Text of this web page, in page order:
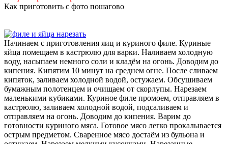
Как приготовить с фото пошагово
Начинаем с приготовления яиц и куриного филе. Куриные
яйца помещаем в кастрюлю для варки. Наливаем холодную
воду, насыпаем немного соли и кладём на огонь. Доводим до
кипения. Кипятим 10 минут на среднем огне. После сливаем
кипяток, заливаем холодной водой, остужаем. Обсушиваем
бумажным полотенцем и очищаем от скорлупы. Нарезаем
маленькими кубиками. Куриное филе промоем, отправляем в
кастрюлю, заливаем холодной водой, подсаливаем и
отправляем на огонь. Доводим до кипения. Варим до
готовности куриного мяса. Готовое мясо легко прокалывается
острым предметом. Сваренное мясо достаём из бульона и